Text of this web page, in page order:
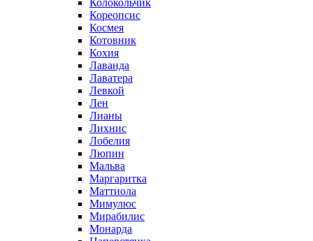
Колокольчик
Кореопсис
Космея
Котовник
Кохия
Лаванда
Лаватера
Левкой
Лен
Лианы
Лихнис
Лобелия
Люпин
Мальва
Маргаритка
Маттиола
Мимулюс
Мирабилис
Монарда